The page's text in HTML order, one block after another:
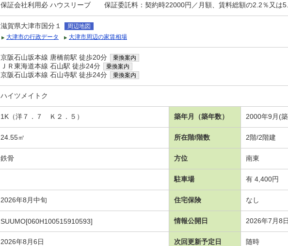
保証会社利用必 ハウスリーブ 保証委託料：契約時22000円／月額、賃料総額の2.2％又は
滋賀県大津市国分１
周辺地図
大津市の行政データ
大津市周辺の家賃相場
京阪石山坂本線 唐橋前駅 徒歩20分 乗換案内
ＪＲ東海道本線 石山駅 徒歩24分 乗換案内
京阪石山坂本線 石山寺駅 徒歩24分 乗換案内
ハイツメイトク
1K（洋７．７ Ｋ２．５） 築年月（築年数） 2000年9月(
24.55㎡ 所在階/階数 2階/2階建
鉄骨 方位 南東
駐車場 有 4,400円
2026年8月中旬 住宅保険 なし
SUUMO[060H100515910593] 情報公開日 2026年7月8
2026年8月6日 次回更新予定日 随時